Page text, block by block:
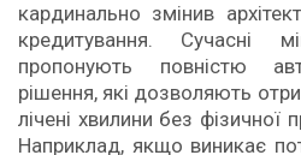
кардинально змінив
кредитування. Сучасні
пропонують повністю
рішення, які дозволяють
лічені хвилини без фізичної
Наприклад, якщо виникає